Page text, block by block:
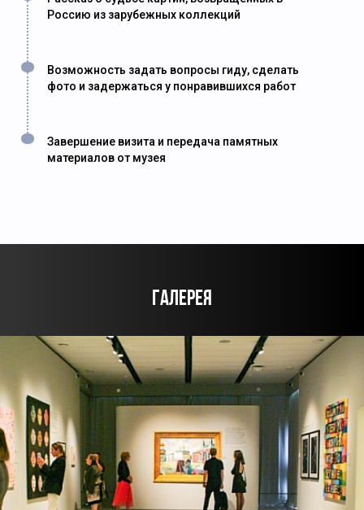
Россию из зарубежных коллекций
Возможность задать вопросы гиду, сделать
фото и задержаться у понравившихся работ
Завершение визита и передача памятных
материалов от музея
ГАЛЕРЕЯ